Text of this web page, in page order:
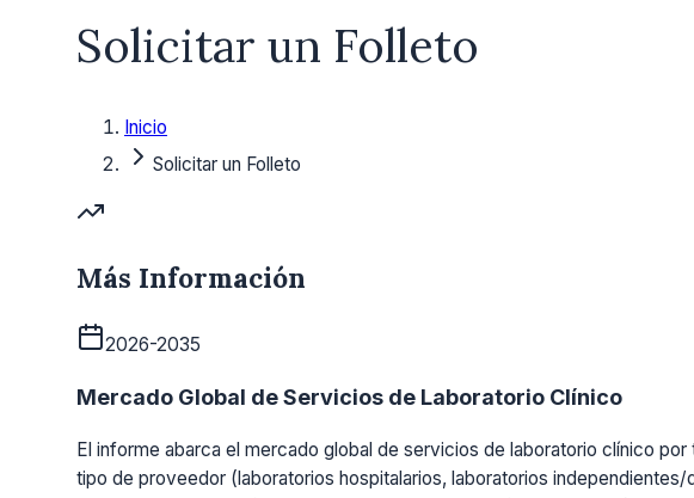
Solicitar un Folleto
Inicio
Solicitar un Folleto
Más Información
2026-2035
Mercado Global de Servicios de Laboratorio Clínico
El informe abarca el mercado global de servicios de laboratorio clínico
tipo de proveedor (laboratorios hospitalarios, laboratorios